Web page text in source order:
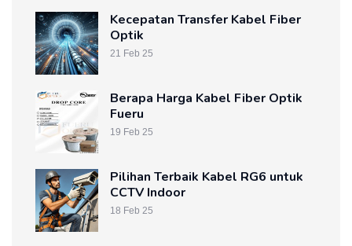
Kecepatan Transfer Kabel Fiber
Optik
21 Feb 25
Berapa Harga Kabel Fiber Optik
Fueru
19 Feb 25
Pilihan Terbaik Kabel RG6 untuk
CCTV Indoor
18 Feb 25